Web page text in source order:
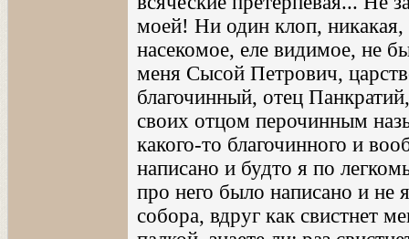
моей! Ни один клоп,
насекомое, еле видимое, не
меня Сысой Петрович,
благочинный, отец
своих отцом перочинным
какого-то благочинного и
написано и будто я по
про него было написано и
собора, вдруг как свистнет